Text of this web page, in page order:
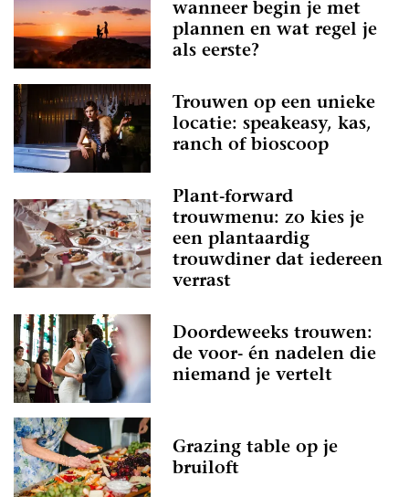
wanneer begin je met
plannen en wat regel je
als eerste?
Trouwen op een unieke
locatie: speakeasy, kas,
ranch of bioscoop
Plant-forward
trouwmenu: zo kies je
een plantaardig
trouwdiner dat iedereen
verrast
Doordeweeks trouwen:
de voor- én nadelen die
niemand je vertelt
Grazing table op je
bruiloft